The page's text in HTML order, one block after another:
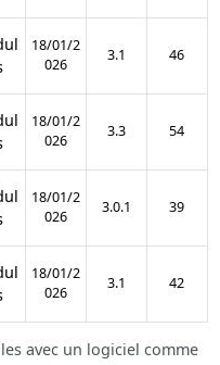
18/01/2
026
3.1 46
18/01/2
026
3.3 54
18/01/2
026
3.0.1 39
18/01/2
026
3.1 42
avec un logiciel comme